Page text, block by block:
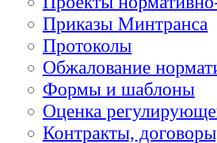
Приказы Минтранса
Протоколы
Обжалование
Формы и шаблоны
Оценка
Контракты,